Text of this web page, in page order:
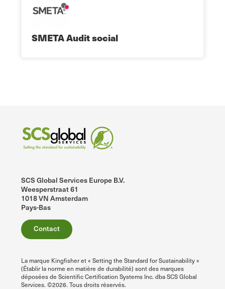
SMETA Audit social
SCS Global Services Europe B.V.
Weesperstraat 61
1018 VN Amsterdam
Pays-Bas
Contact
La marque Kingfisher et « Setting the Standard for Sustainability »
(Établir la norme en matière de durabilité) sont des marques
déposées de Scientific Certification Systems Inc. dba SCS Global
Services. ©2026. Tous droits réservés.